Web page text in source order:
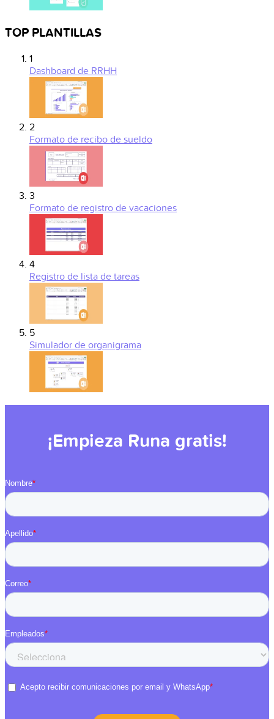
TOP PLANTILLAS
1
Dashboard de RRHH
2
Formato de recibo de sueldo
3
Formato de registro de vacaciones
4
Registro de lista de tareas
5
Simulador de organigrama
¡Empieza Runa gratis!